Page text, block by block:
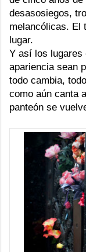
desasosiegos,
melancólicas. El
lugar.
Y así los lugares
apariencia sean
todo cambia,
como aún canta
panteón se